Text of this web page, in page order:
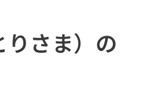
りさま）の